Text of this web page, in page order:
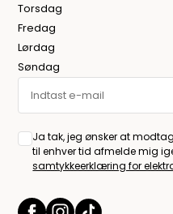
Torsdag
Fredag
Lørdag
Søndag
Ja tak, jeg ønsker at
til enhver tid afmelde mig
samtykkeerklæring for